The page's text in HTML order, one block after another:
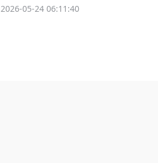
2026-05-24 06:11:40